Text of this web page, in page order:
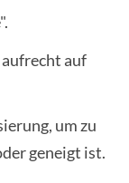
aufrecht auf
um zu
geneigt ist.